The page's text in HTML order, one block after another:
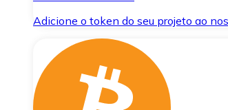
Adicione o token do seu projeto ao